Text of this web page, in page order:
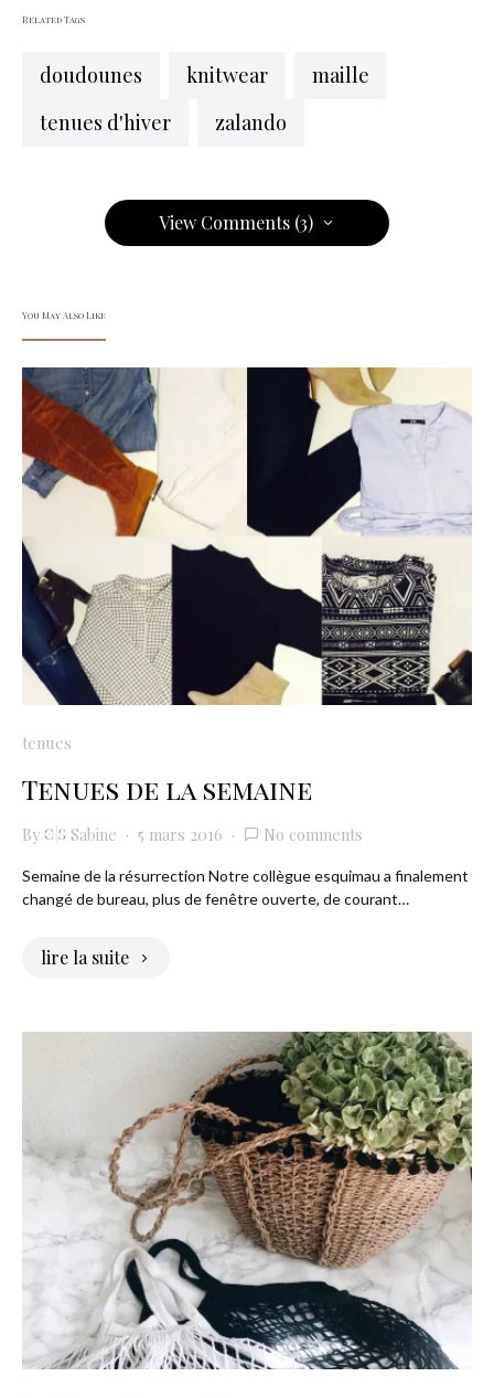
Related Tags
doudounes knitwear
maille
tenues d'hiver
zalando
View Comments (3)
You May Also Like
tenues
Tenues de la semaine
By Sabine 5 mars 2016 No comments
Semaine de la résurrection Notre collègue esquimau a finalement
changé de bureau, plus de fenêtre ouverte, de courant…
lire la suite